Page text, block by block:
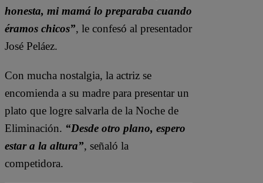
honesta, mi mamá lo preparaba cuando
éramos chicos”, le confesó al presentador
José Peláez.
Con mucha nostalgia, la actriz se
encomienda a su madre para presentar un
plato que logre salvarla de la Noche de
Eliminación. “Desde otro plano, espero
estar a la altura”, señaló la
competidora.